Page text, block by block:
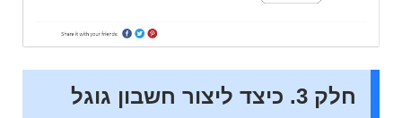
חלק 3. כיצד ליצור חשבון גוגל